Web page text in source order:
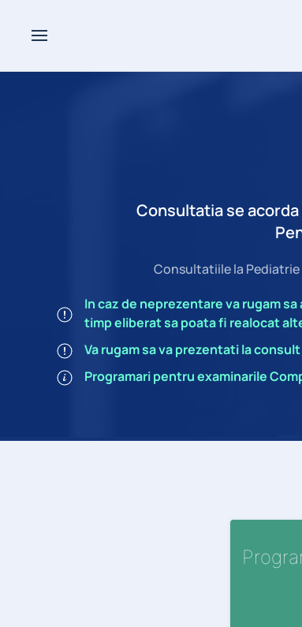
Consultatia se
Consultatiile la
In caz de neprezentare va rugam
timp eliberat sa poata fi realocat
Va rugam sa va prezentati la
Programari pentru examinarile